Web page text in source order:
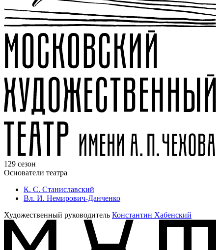
129 сезон
Основатели театра
К. С. Станиславский
Вл. И. Немирович-Данченко
Художественный руководитель Константин Хабенский